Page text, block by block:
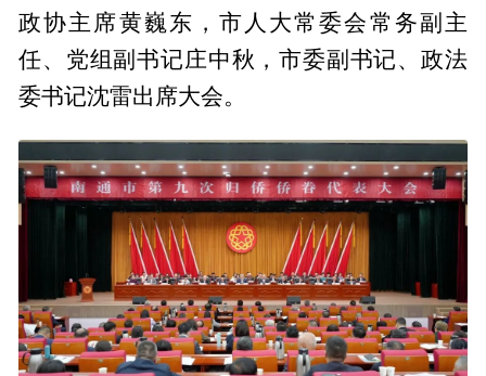
政协主席黄巍东，市人大常委会常务副主
任、党组副书记庄中秋，市委副书记、政法
委书记沈雷出席大会。